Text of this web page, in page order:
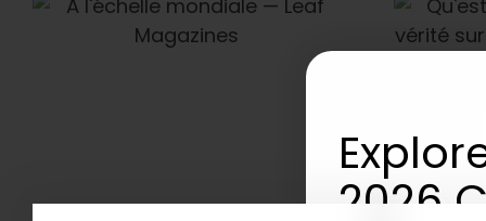
Qu'est-Ce Que Le THCV
? La Vérité Sur Le «
Cannabis Minceur »,
Psychotropes — VICE
2026